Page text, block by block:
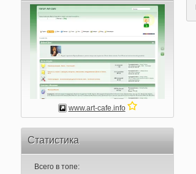
www.art-cafe.info
Статистика
Всего в топе: